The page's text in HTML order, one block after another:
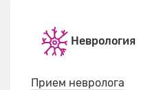
Неврология
Прием невролога